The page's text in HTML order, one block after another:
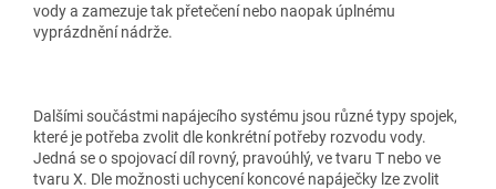
vody a zamezuje tak přetečení nebo naopak úplnému
vyprázdnění nádrže.
Dalšími součástmi napájecího systému jsou různé typy spojek,
které je potřeba zvolit dle konkrétní potřeby rozvodu vody.
Jedná se o spojovací díl rovný, pravoúhlý, ve tvaru T nebo ve
tvaru X. Dle možnosti uchycení koncové napáječky lze zvolit